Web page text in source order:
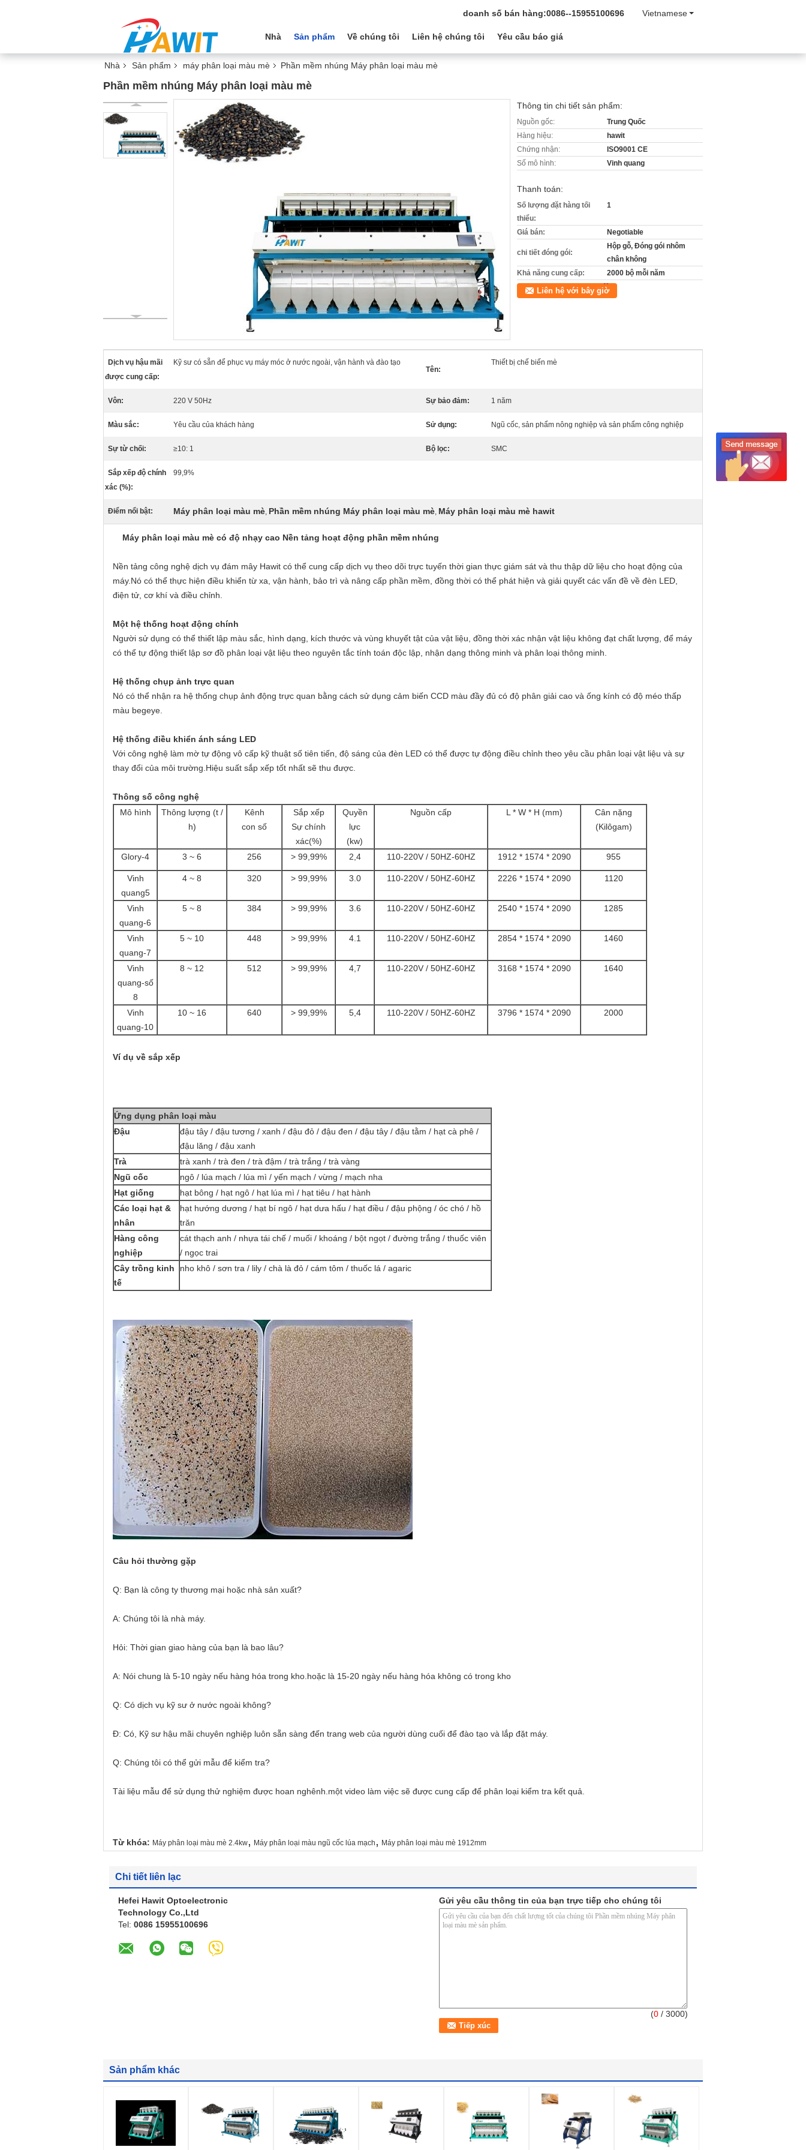
Vietnamese
doanh số bán hàng:0086--15955100696
Nhà Sản phẩm Về chúng tôi Liên hệ chúng tôi Yêu cầu báo giá
Nhà Sản phẩm máy phân loại màu mè Phần mềm nhúng Máy phân loại màu mè
Phần mềm nhúng Máy phân loại màu mè
Thông tin chi tiết sản phẩm:
Nguồn gốc:
Trung Quốc
Hàng hiệu:
hawit
Chứng nhận:
ISO9001 CE
Số mô hình:
Vinh quang
Thanh toán:
Số lượng đặt hàng tối
thiểu:
1
Giá bán: Negotiable
chi tiết đóng gói:
Hộp gỗ, Đóng gói nhôm
chân không
Khả năng cung cấp:
2000 bộ mỗi năm
Liên hệ với bây giờ
Dịch vụ hậu mãi
được cung cấp:
Kỹ sư có sẵn để phục vụ máy móc ở nước ngoài, vận hành và đào tạo
Tên:
Thiết bị chế biến mè
Vôn: 220 V 50Hz Sự bảo đảm: 1 năm
Màu sắc: Yêu cầu của khách hàng Sử dụng: Ngũ cốc, sản phẩm nông nghiệp và sản phẩm công nghiệp
Sự từ chối: ≥10: 1 Bộ lọc: SMC
Sắp xếp độ chính
xác (%):
99,9%
Điểm nổi bật: Máy phân loại màu mè, Phần mềm nhúng Máy phân loại màu mè, Máy phân loại màu mè hawit
Máy phân loại màu mè có độ nhạy cao Nền tảng hoạt động phần mềm nhúng
Nền tảng công nghệ dịch vụ đám mây Hawit có thể cung cấp dịch vụ theo dõi trực tuyến thời gian thực giám sát và thu thập dữ liệu cho hoạt động của
máy.Nó có thể thực hiện điều khiển từ xa, vận hành, bảo trì và nâng cấp phần mềm, đồng thời có thể phát hiện và giải quyết các vấn đề về đèn LED,
điện tử, cơ khí và điều chỉnh.
Một hệ thống hoạt động chính
Người sử dụng có thể thiết lập màu sắc, hình dạng, kích thước và vùng khuyết tật của vật liệu, đồng thời xác nhận vật liệu không đạt chất lượng, để máy
có thể tự động thiết lập sơ đồ phân loại vật liệu theo nguyên tắc tính toán độc lập, nhận dạng thông minh và phân loại thông minh.
Hệ thống chụp ảnh trực quan
Nó có thể nhận ra hệ thống chụp ảnh động trực quan bằng cách sử dụng cảm biến CCD màu đầy đủ có độ phân giải cao và ống kính có độ méo thấp
màu begeye.
Hệ thống điều khiển ánh sáng LED
Với công nghệ làm mờ tự động vô cấp kỹ thuật số tiên tiến, độ sáng của đèn LED có thể được tự động điều chỉnh theo yêu cầu phân loại vật liệu và sự
thay đổi của môi trường.Hiệu suất sắp xếp tốt nhất sẽ thu được.
Thông số công nghệ
Mô hình
Thông lượng (t /
h)
Kênh
con số
Sắp xếp
Sự chính
xác(%)
Quyền
lực
(kw)
Nguồn cấp L * W * H (mm)
Cân nặng
(Kilôgam)
Glory-4 3 ~ 6 256 > 99,99% 2,4 110-220V / 50HZ-60HZ 1912 * 1574 * 2090 955
Vinh
quang5
4 ~ 8 320 > 99,99% 3.0 110-220V / 50HZ-60HZ 2226 * 1574 * 2090 1120
Vinh
quang-6
5 ~ 8 384 > 99,99% 3.6 110-220V / 50HZ-60HZ 2540 * 1574 * 2090 1285
Vinh
quang-7
5 ~ 10 448 > 99,99% 4.1 110-220V / 50HZ-60HZ 2854 * 1574 * 2090 1460
Vinh
quang-số
8
8 ~ 12 512 > 99,99% 4,7 110-220V / 50HZ-60HZ 3168 * 1574 * 2090 1640
Vinh
quang-10
10 ~ 16 640 > 99,99% 5,4 110-220V / 50HZ-60HZ 3796 * 1574 * 2090 2000
Ví dụ về sắp xếp
Ứng dụng phân loại màu
Đậu
đậu tây / đậu tương / xanh / đậu đỏ / đậu đen / đậu tây / đậu tằm / hạt cà phê /
đậu lăng / đậu xanh
Trà
trà xanh / trà đen / trà đậm / trà trắng / trà vàng
Ngũ cốc
ngô / lúa mạch / lúa mì / yến mạch / vừng / mạch nha
Hạt giống
hạt bông / hạt ngô / hạt lúa mì / hạt tiêu / hạt hành
Các loại hạt &
nhân
hạt hướng dương / hạt bí ngô / hạt dưa hấu / hạt điều / đậu phộng / óc chó / hồ
trăn
Hàng công
nghiệp
cát thạch anh / nhựa tái chế / muối / khoáng / bột ngọt / đường trắng / thuốc viên
/ ngọc trai
Cây trồng kinh
tế
nho khô / sơn tra / lily / chà là đỏ / cám tôm / thuốc lá / agaric
Câu hỏi thường gặp
Q: Bạn là công ty thương mại hoặc nhà sản xuất?
A: Chúng tôi là nhà máy.
Hỏi: Thời gian giao hàng của bạn là bao lâu?
A: Nói chung là 5-10 ngày nếu hàng hóa trong kho.hoặc là 15-20 ngày nếu hàng hóa không có trong kho
Q: Có dịch vụ kỹ sư ở nước ngoài không?
Đ: Có, Kỹ sư hậu mãi chuyên nghiệp luôn sẵn sàng đến trang web của người dùng cuối để đào tạo và lắp đặt máy.
Q: Chúng tôi có thể gửi mẫu để kiểm tra?
Tài liệu mẫu để sử dụng thử nghiệm được hoan nghênh.một video làm việc sẽ được cung cấp để phân loại kiểm tra kết quả.
Từ khóa: Máy phân loại màu mè 2.4kw, Máy phân loại màu ngũ cốc lúa mạch , Máy phân loại màu mè 1912mm
Chi tiết liên lạc
Hefei Hawit Optoelectronic
Technology Co.,Ltd
Tel: 0086 15955100696
Gửi yêu cầu thông tin của bạn trực tiếp cho chúng tôi
(0 / 3000)
Sản phẩm khác